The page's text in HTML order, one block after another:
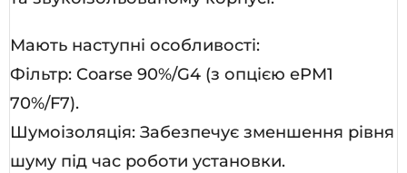
Мають наступні особливості:
Фільтр: Coarse 90%/G4 (з опцією ePM1
70%/F7).
Шумоізоляція: Забезпечує зменшення рівня
шуму під час роботи установки.